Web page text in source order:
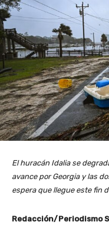
El huracán Idalia se
avance por Georgia y las
espera que llegue este fin
Redacción/Periodismo